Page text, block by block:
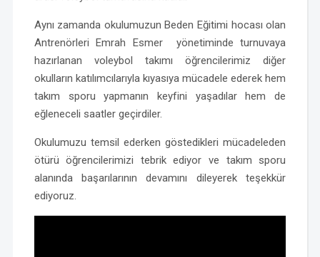
Aynı zamanda okulumuzun Beden Eğitimi hocası olan
Antrenörleri Emrah Esmer yönetiminde turnuvaya
hazırlanan voleybol takımı öğrencilerimiz diğer
okulların katılımcılarıyla kıyasıya mücadele ederek hem
takım sporu yapmanın keyfini yaşadılar hem de
eğleneceli saatler geçirdiler.
Okulumuzu temsil ederken göstedikleri mücadeleden
ötürü öğrencilerimizi tebrik ediyor ve takım sporu
alanında başarılarının devamını dileyerek teşekkür
ediyoruz.